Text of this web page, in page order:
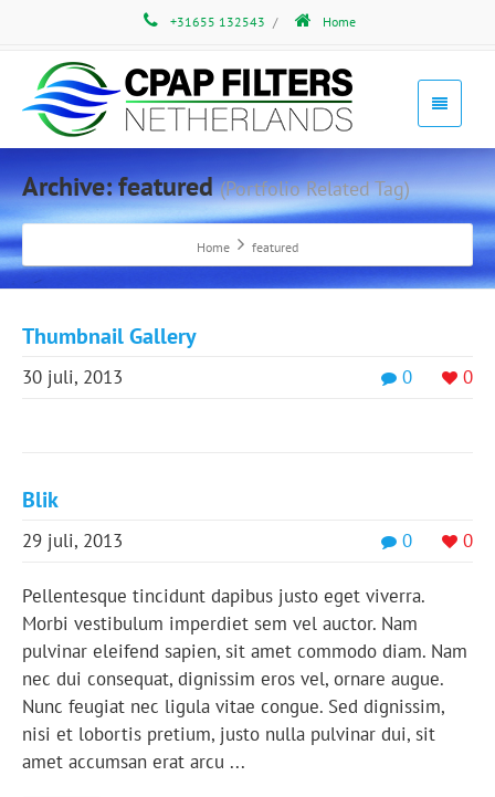
+31655 132543 / Home
Archive: featured(Portfolio Related Tag)
Home featured
Thumbnail Gallery
0 0
30 juli, 2013
Blik
0 0
29 juli, 2013
Pellentesque tincidunt dapibus justo eget viverra.
Morbi vestibulum imperdiet sem vel auctor. Nam
pulvinar eleifend sapien, sit amet commodo diam. Nam
nec dui consequat, dignissim eros vel, ornare augue.
Nunc feugiat nec ligula vitae congue. Sed dignissim,
nisi et lobortis pretium, justo nulla pulvinar dui, sit
amet accumsan erat arcu ...